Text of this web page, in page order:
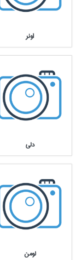
اونر
دلي
لومن